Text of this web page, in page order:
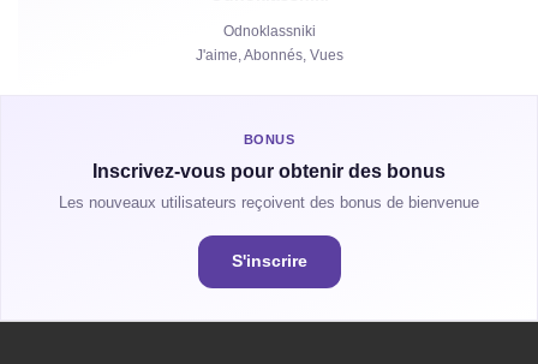
Heures de Visionnage
Odnoklassniki
J'aime, Abonnés, Vues
BONUS
Inscrivez-vous pour obtenir des bonus
Les nouveaux utilisateurs reçoivent des bonus de bienvenue
S'inscrire